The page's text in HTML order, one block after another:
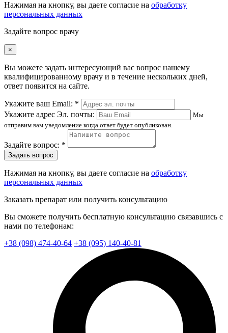
Нажимая на кнопку, вы даете согласие на обработку
персональных данных
Задайте вопрос врачу
×
Вы можете задать интересующий вас вопрос нашему
квалифицированному врачу и в течение нескольких дней,
ответ появится на сайте.
Укажите ваш Email: *
Укажите адрес Эл. почты:
Мы
отправим вам уведомление когда ответ будет опубликован.
Задайте вопрос: *
Задать вопрос
Нажимая на кнопку, вы даете согласие на обработку
персональных данных
Заказать препарат или получить консультацию
Вы сможете получить бесплатную консультацию связавшись с
нами по телефонам:
+38 (098) 474-40-64 +38 (095) 140-40-81